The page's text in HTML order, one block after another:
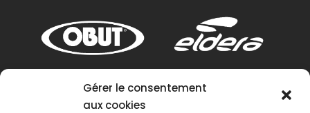
Gérer le consentement
aux cookies